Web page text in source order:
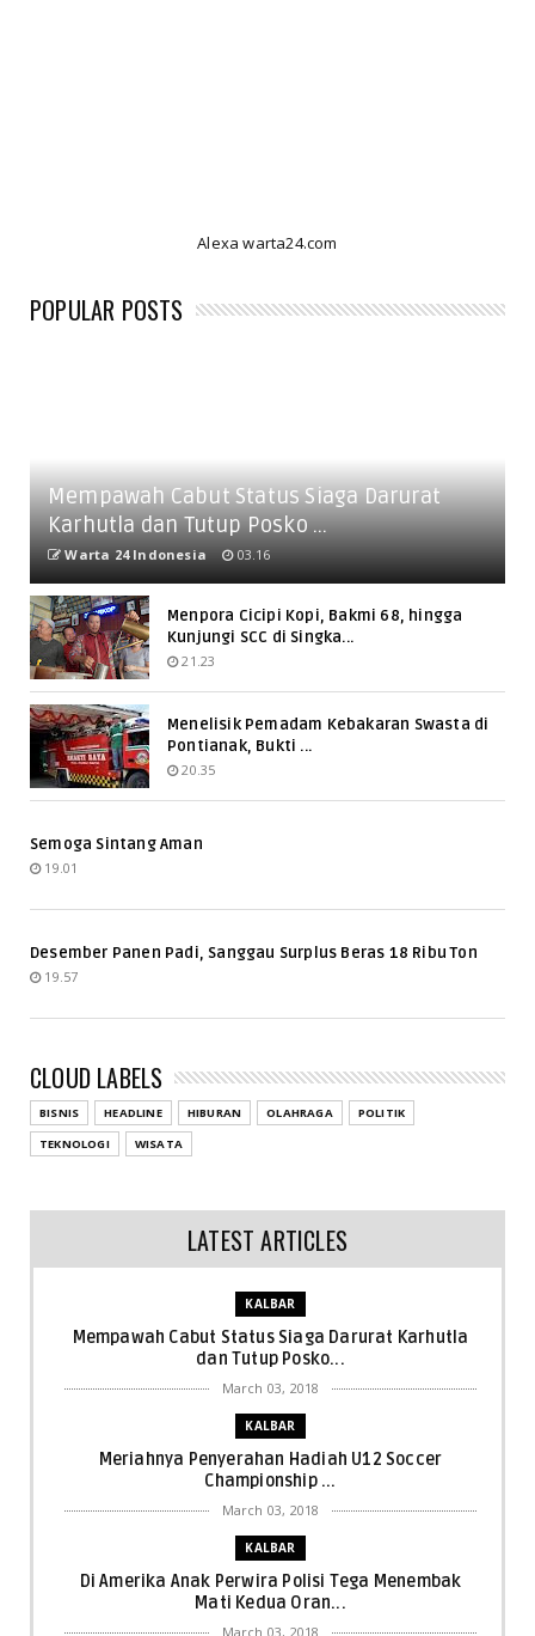
Alexa warta24.com
POPULAR POSTS
Mempawah Cabut Status Siaga Darurat
Karhutla dan Tutup Posko ...
Warta 24 Indonesia 03.16
Menpora Cicipi Kopi, Bakmi 68, hingga
Kunjungi SCC di Singka...
21.23
Menelisik Pemadam Kebakaran Swasta di
Pontianak, Bukti ...
20.35
Semoga Sintang Aman
19.01
Desember Panen Padi, Sanggau Surplus Beras 18 Ribu Ton
19.57
CLOUD LABELS
BISNIS HEADLINE HIBURAN OLAHRAGA
POLITIK
TEKNOLOGI
WISATA
LATEST ARTICLES
KALBAR
Mempawah Cabut Status Siaga Darurat Karhutla
dan Tutup Posko...
March 03, 2018
KALBAR
Meriahnya Penyerahan Hadiah U12 Soccer
Championship ...
March 03, 2018
KALBAR
Di Amerika Anak Perwira Polisi Tega Menembak
Mati Kedua Oran...
March 03, 2018